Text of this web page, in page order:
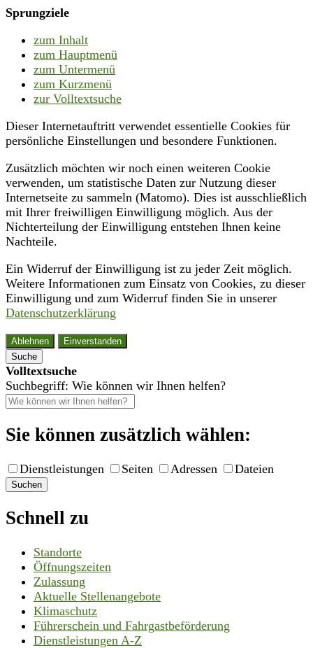
Sprungziele
zum Inhalt
zum Hauptmenü
zum Untermenü
zum Kurzmenü
zur Volltextsuche
Dieser Internetauftritt verwendet essentielle Cookies für
persönliche Einstellungen und besondere Funktionen.
Zusätzlich möchten wir noch einen weiteren Cookie
verwenden, um statistische Daten zur Nutzung dieser
Internetseite zu sammeln (Matomo). Dies ist ausschließlich
mit Ihrer freiwilligen Einwilligung möglich. Aus der
Nichterteilung der Einwilligung entstehen Ihnen keine
Nachteile.
Ein Widerruf der Einwilligung ist zu jeder Zeit möglich.
Weitere Informationen zum Einsatz von Cookies, zu dieser
Einwilligung und zum Widerruf finden Sie in unserer
Datenschutzerklärung
Ablehnen
Einverstanden
Suche
Volltextsuche
Suchbegriff: Wie können wir Ihnen helfen?
Sie können zusätzlich wählen:
Dienstleistungen Seiten Adressen Dateien
Suchen
Schnell zu
Standorte
Öffnungszeiten
Zulassung
Aktuelle Stellenangebote
Klimaschutz
Führerschein und Fahrgastbeförderung
Dienstleistungen A-Z